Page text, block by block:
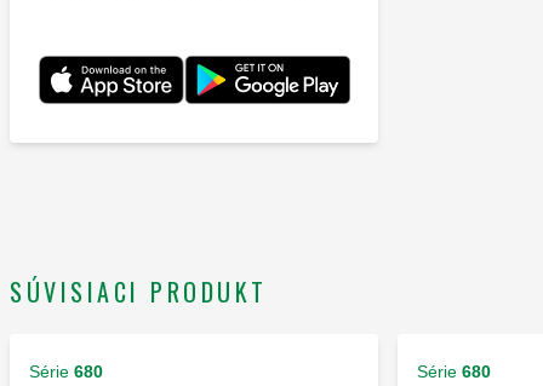
SÚVISIACI PRODUKT
Série 680 Série 680